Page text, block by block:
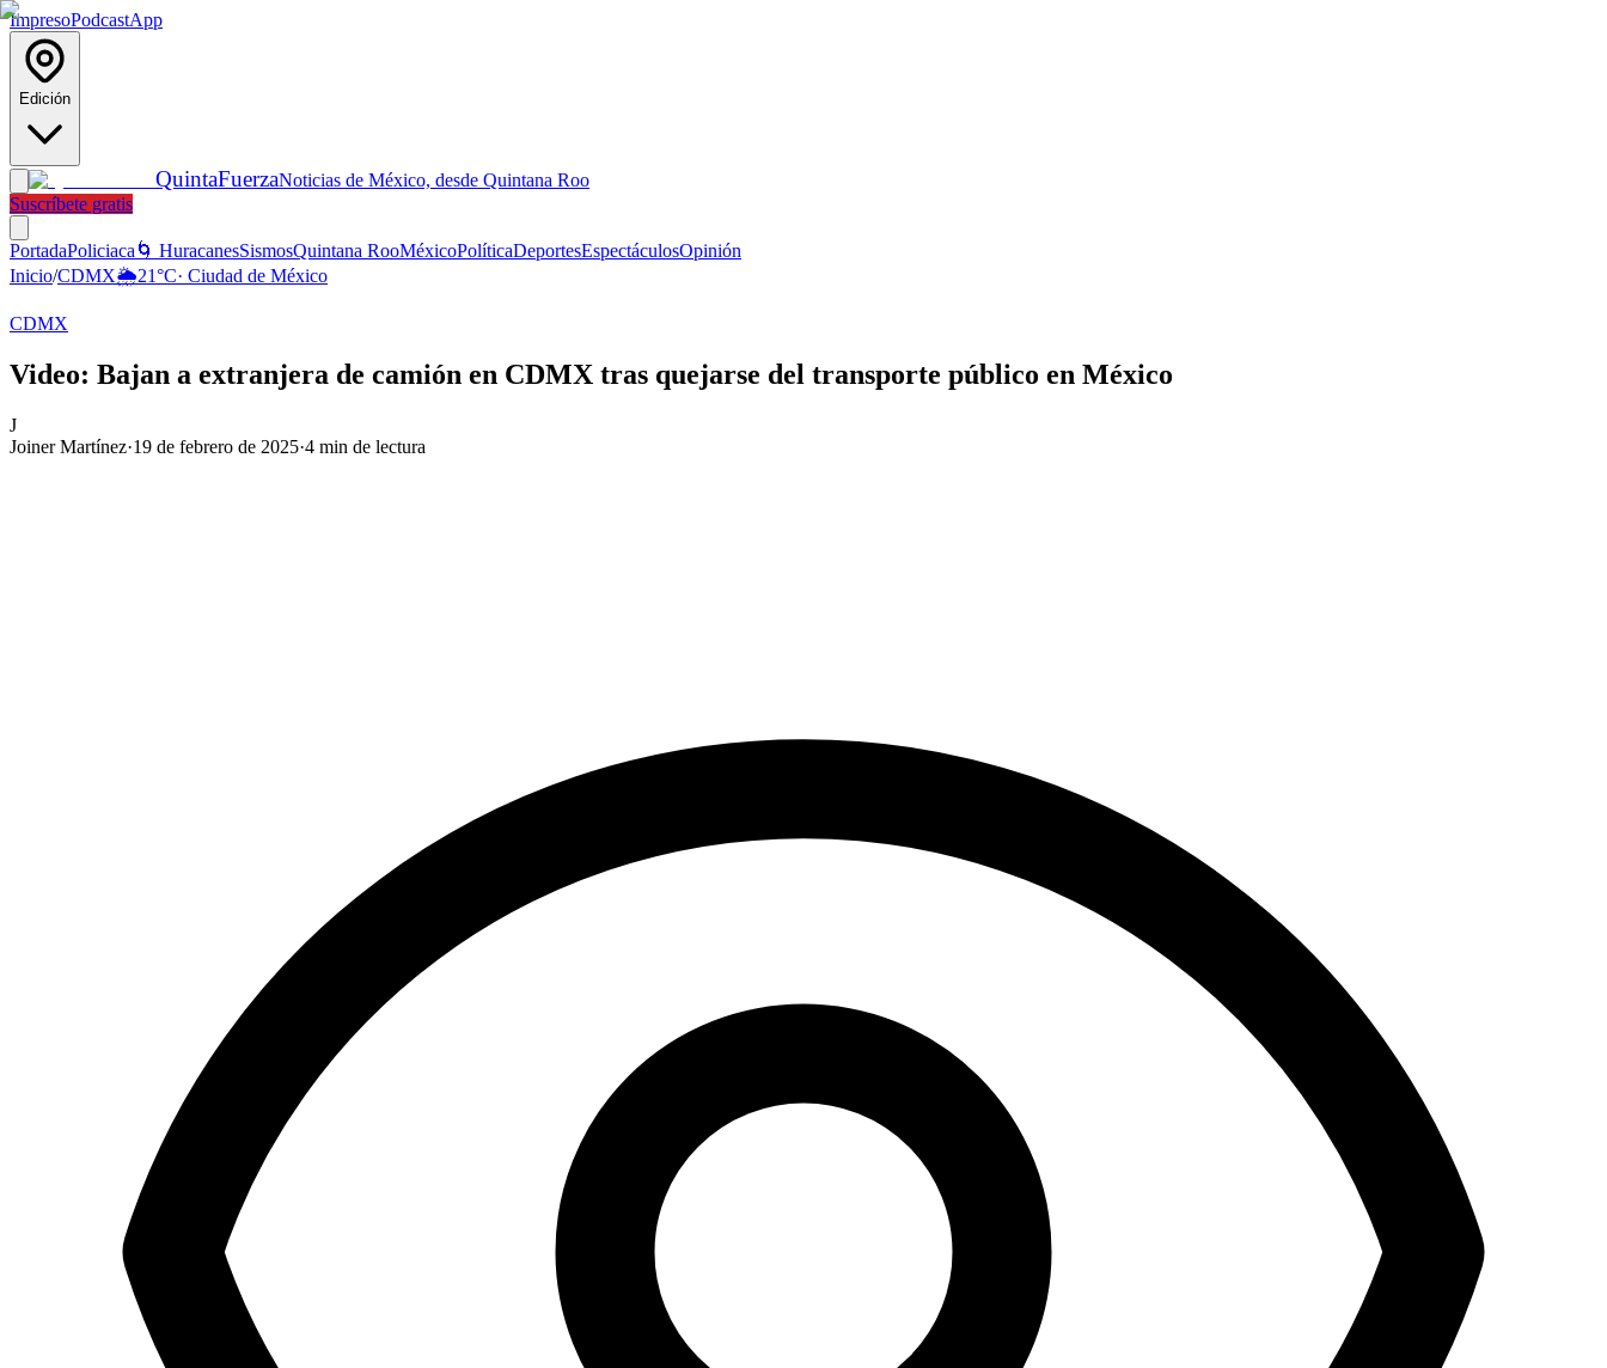
ImpresoPodcastApp
Edición
QuintaFuerzaNoticias de México, desde Quintana Roo
Suscríbete gratis
PortadaPoliciaca 🌀 HuracanesSismosQuintana RooMéxicoPolíticaDeportesEspectáculosOpinión
Inicio/CDMX🌦️21°C· Ciudad de México
CDMX
Video: Bajan a extranjera de camión en CDMX tras quejarse del transporte público en México
J
Joiner Martínez·19 de febrero de 2025·4 min de lectura